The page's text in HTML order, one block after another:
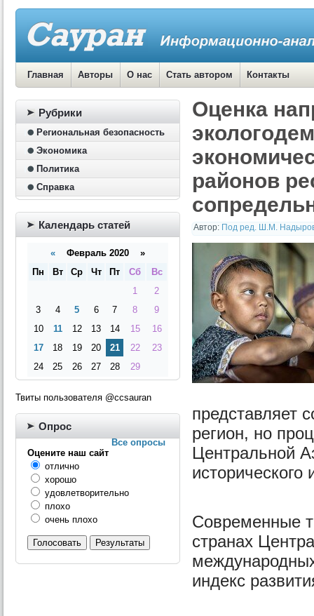
Главная Авторы О нас Стать автором Контакты
Оценка
районов
Автор: Под ред. Ш.М.
представляет
регион, но
Центральной
исторического
Современные
странах
индекс
Рубрики
Региональная безопасность
Экономика
Политика
Справка
Календарь статей
« Февраль 2020 »
Пн
Вт Ср Чт Пт Сб
Вс
1
2
3
4 5 6 7 8
9
10
11 12 13 14 15
16
17
18 19 20 21 22
23
24
25 26 27 28 29
Твиты пользователя @ccsauran
Опрос
Все опросы
Оцените наш сайт
отлично
хорошо
удовлетворительно
плохо
очень плохо
Голосовать Результаты